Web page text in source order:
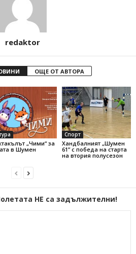
redaktor
ОЩЕ ОТ АВТОРА
„Чими“ за
в Шумен
Спорт
Хандбалният „Шумен
61” с победа на старта
на втория полусезон
НЕ са задължителни!